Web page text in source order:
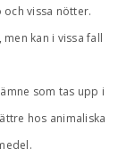
vissa nötter.
kan i vissa fall
som tas upp i
hos animaliska